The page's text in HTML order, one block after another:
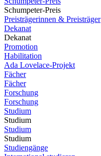
Schumpeter-Preis
Preisträgerinnen & Preisträger
Dekanat
Dekanat
Promotion
Habilitation
Ada Lovelace-Projekt
Fächer
Fächer
Forschung
Forschung
Studium
Studium
Studium
Studium
Studiengänge